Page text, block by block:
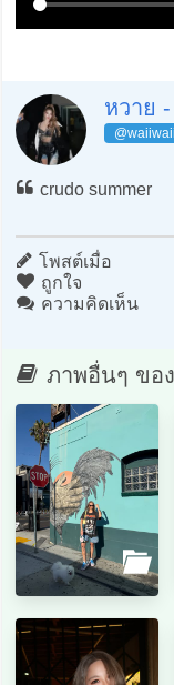
หวาย
crudo summer
โพสต์เมื่อ
ถูกใจ
ความคิดเห็น
ภาพอื่นๆ ของ